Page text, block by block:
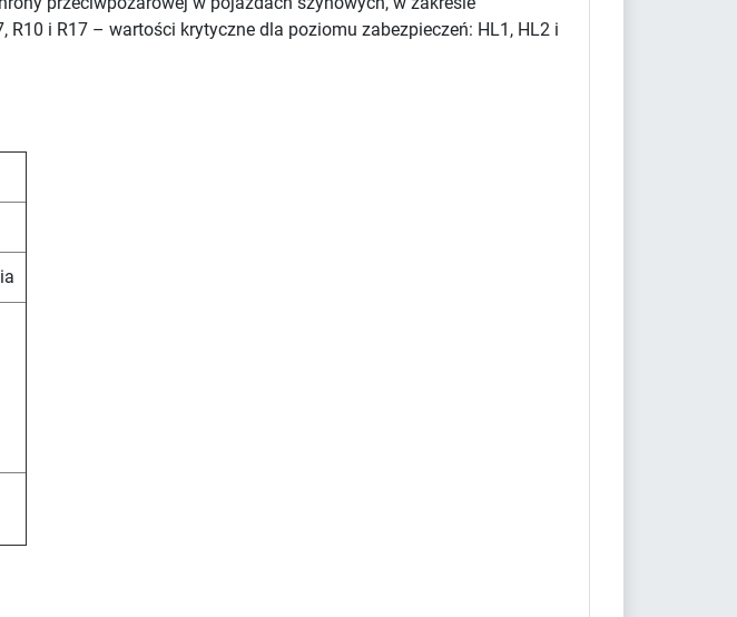
i R17 – wartości krytyczne dla poziomu zabezpieczeń: HL1, HL2 i